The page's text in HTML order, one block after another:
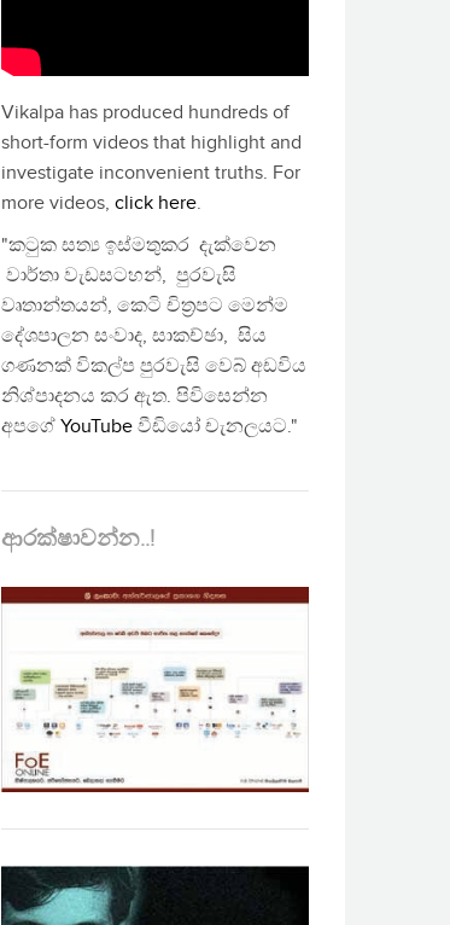
Vikalpa has produced hundreds of
short-form videos that highlight and
investigate inconvenient truths. For
more videos, click here.
"කටුක සත්‍ය ඉස්මතුකර දැක්වෙන
වාර්තා වැඩසටහන්, පුරවැසි
වෘතාන්තයන්, කෙටි චිත්‍රපට මෙන්ම
දේශපාලන සංවාද, සාකච්ඡා, සිය
ගණනක් විකල්ප පුරවැසි වෙබ් අඩවිය
නිශ්පාදනය කර ඇත. පිවිසෙන්න
අපගේ YouTube වීඩියෝ චැනලයට."
ආරක්ෂාවන්න..!